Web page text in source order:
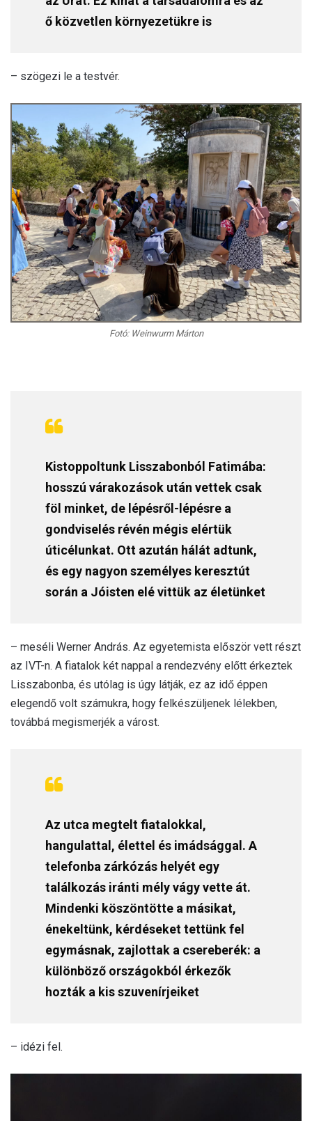
ő közvetlen környezetükre is
– szögezi le a testvér.
Fotó: Weinwurm Márton
Kistoppoltunk Lisszabonból Fatimába:
hosszú várakozások után vettek csak
föl minket, de lépésről-lépésre a
gondviselés révén mégis elértük
úticélunkat. Ott azután hálát adtunk,
és egy nagyon személyes keresztút
során a Jóisten elé vittük az életünket
– meséli Werner András. Az egyetemista először vett részt
az IVT-n. A fiatalok két nappal a rendezvény előtt érkeztek
Lisszabonba, és utólag is úgy látják, ez az idő éppen
elegendő volt számukra, hogy felkészüljenek lélekben,
továbbá megismerjék a várost.
Az utca megtelt fiatalokkal,
hangulattal, élettel és imádsággal. A
telefonba zárkózás helyét egy
találkozás iránti mély vágy vette át.
Mindenki köszöntötte a másikat,
énekeltünk, kérdéseket tettünk fel
egymásnak, zajlottak a csereberék: a
különböző országokból érkezők
hozták a kis szuvenírjeiket
– idézi fel.